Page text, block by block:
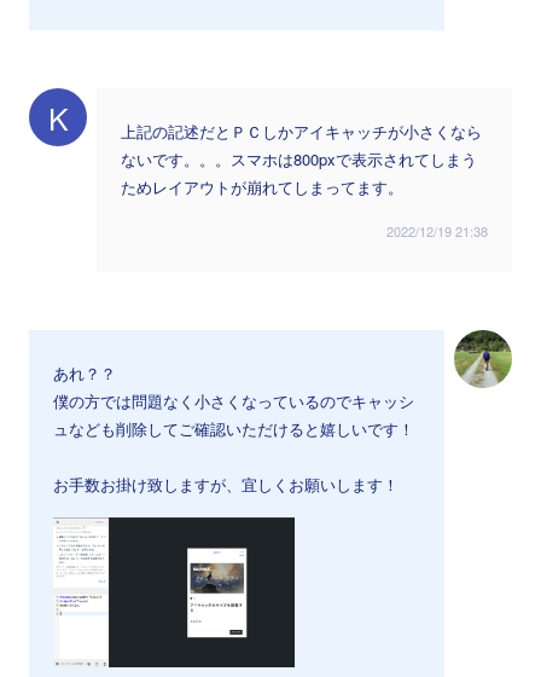
K
上記の記述だとＰＣしかアイキャッチが小さくなら
ないです。。。スマホは800pxで表示されてしまう
ためレイアウトが崩れてしまってます。
2022/12/19 21:38
あれ？？
僕の方では問題なく小さくなっているのでキャッシ
ュなども削除してご確認いただけると嬉しいです！
お手数お掛け致しますが、宜しくお願いします！